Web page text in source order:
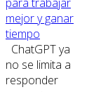
mejor y ganar
tiempo
ChatGPT ya
no se limita a
responder